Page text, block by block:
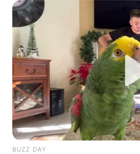
Surgeons: This Simple
Arthritis! Try It!
FORGE BODY
BUZZ DAY